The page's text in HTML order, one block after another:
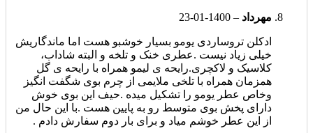
مهرداد –
1400-01-23
ادکلن تروساردی یومو بسیار خوشبو هست اما ماندگاریش
خیلی زیاد نیست .عطری خنک و تلخه و البته شاداب،
کلاسیک و لاکچری.رایحه ی لیمو همراه با رایحه ی گل
همزمان همراه با تلخی ملایمی از چرم بوی شگفت انگیز
وخاص عطر یومو را تشکیل میده .حیف این بوی خوش
دارای پخش بوی متوسط رو به پایین هست .با این حال من
از این عطر خوشم میاد و برای بار دوم سفارش دادم .